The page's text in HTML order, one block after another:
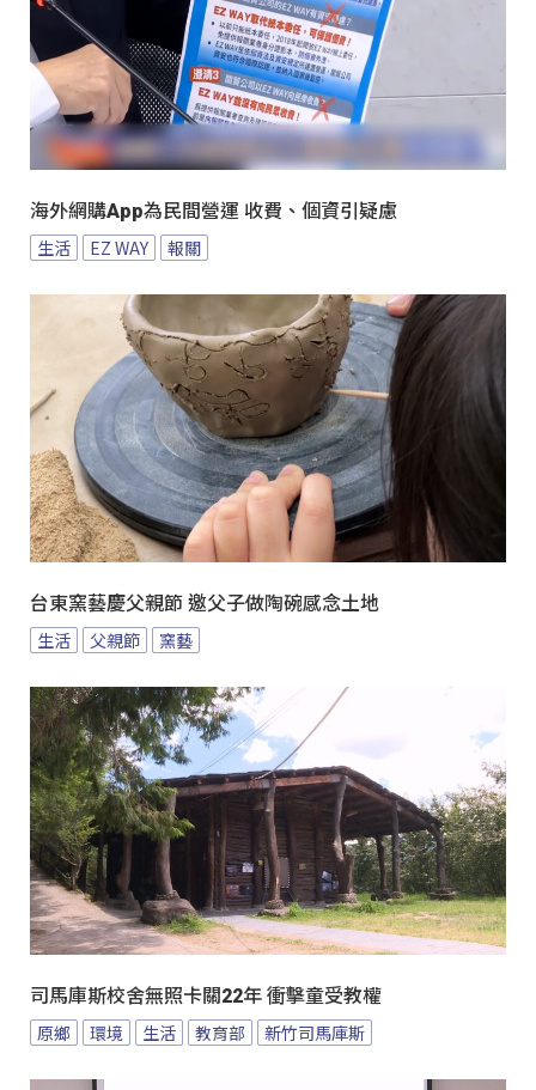
海外網購App為民間營運 收費、個資引疑慮
生活 EZ WAY 報關
台東窯藝慶父親節 邀父子做陶碗感念土地
生活 父親節 窯藝
司馬庫斯校舍無照卡關22年 衝擊童受教權
原鄉 環境 生活 教育部 新竹司馬庫斯